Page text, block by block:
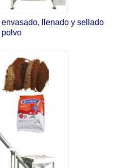
llenado y sellado
polvo